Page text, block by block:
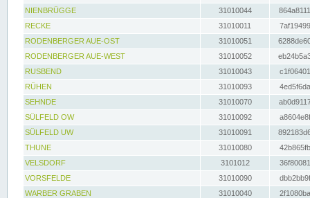
NIENBRÜGGE
31010044
RECKE
31010011
RODENBERGER AUE-OST
31010051
RODENBERGER AUE-WEST
31010052
RUSBEND
31010043
RÜHEN
31010093
SEHNDE
31010070
SÜLFELD OW
31010092
SÜLFELD UW
31010091
THUNE
31010080
VELSDORF
3101012
VORSFELDE
31010090
WARBER GRABEN
31010040